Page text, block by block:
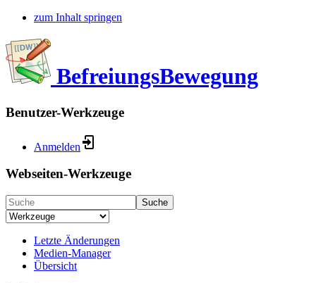
zum Inhalt springen
BefreiungsBewegung
Benutzer-Werkzeuge
Anmelden
Webseiten-Werkzeuge
Suche
Letzte Änderungen
Medien-Manager
Übersicht